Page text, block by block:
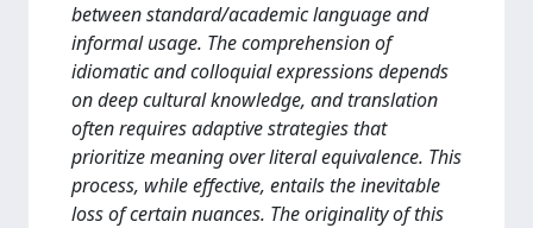
between standard/academic language and
informal usage. The comprehension of
idiomatic and colloquial expressions depends
on deep cultural knowledge, and translation
often requires adaptive strategies that
prioritize meaning over literal equivalence. This
process, while effective, entails the inevitable
loss of certain nuances. The originality of this